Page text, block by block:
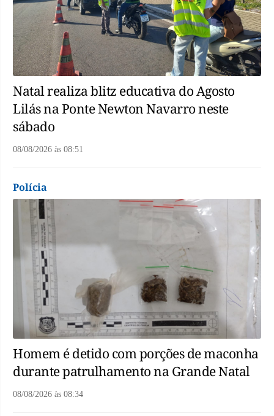
Natal realiza blitz educativa do Agosto
Lilás na Ponte Newton Navarro neste
sábado
08/08/2026 às 08:51
Polícia
Homem é detido com porções de maconha
durante patrulhamento na Grande Natal
08/08/2026 às 08:34